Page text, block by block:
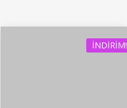
İNDIRIM!